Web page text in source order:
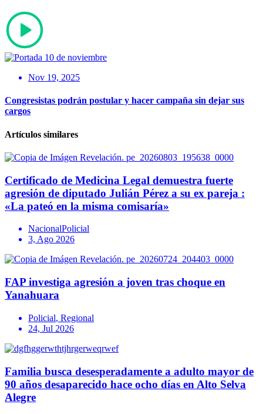
Nov 19, 2025
Congresistas podrán postular y hacer campaña sin dejar sus
cargos
Artículos similares
Certificado de Medicina Legal demuestra fuerte
agresión de diputado Julián Pérez a su ex pareja :
«La pateó en la misma comisaría»
NacionalPolicial
3, Ago 2026
FAP investiga agresión a joven tras choque en
Yanahuara
Policial, Regional
24, Jul 2026
Familia busca desesperadamente a adulto mayor de
90 años desaparecido hace ocho días en Alto Selva
Alegre